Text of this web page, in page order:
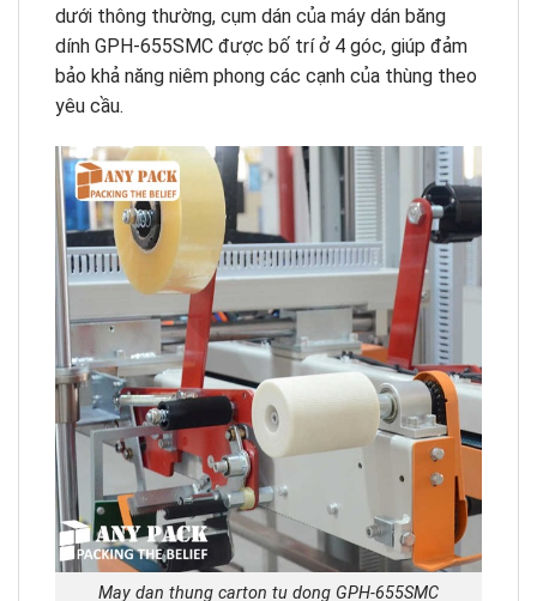
dưới thông thường, cụm dán của máy dán băng
dính GPH-655SMC được bố trí ở 4 góc, giúp đảm
bảo khả năng niêm phong các cạnh của thùng theo
yêu cầu.
May dan thung carton tu dong GPH-655SMC